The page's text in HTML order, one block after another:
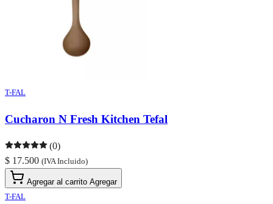
T-FAL
Cucharon N Fresh Kitchen Tefal
(0)
$ 17.500 (IVA Incluido)
Agregar al carrito Agregar
T-FAL